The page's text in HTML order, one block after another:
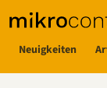
Neuigkeiten